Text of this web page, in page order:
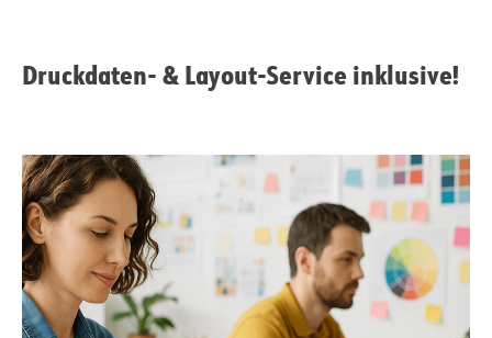
Druckdaten- & Layout-Service inklusive!